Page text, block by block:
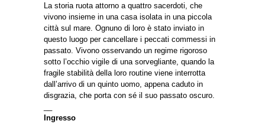
La storia ruota attorno a quattro sacerdoti, che
vivono insieme in una casa isolata in una piccola
città sul mare. Ognuno di loro è stato inviato in
questo luogo per cancellare i peccati commessi in
passato. Vivono osservando un regime rigoroso
sotto l’occhio vigile di una sorvegliante, quando la
fragile stabilità della loro routine viene interrotta
dall’arrivo di un quinto uomo, appena caduto in
disgrazia, che porta con sé il suo passato oscuro.
Ingresso